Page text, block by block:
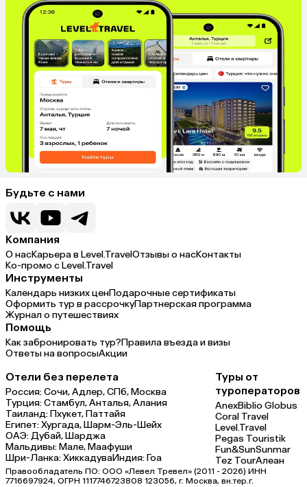
Будьте с нами
Компания
О насКарьера в Level.TravelОтзывы о насКонтакты
Ко-промо с Level.Travel
Инструменты
Календарь низких ценПодарочные сертификаты
Оформить тур в рассрочкуПартнерская программа
Журнал о путешествиях
Помощь
Как забронировать тур?Правила въезда и визы
Ответы на вопросыАкции
Отели без перелета
Россия:Сочи,Адлер,СПб,Москва
Турция:Стамбул,Анталья,Алания
Таиланд:Пхукет,Паттайя
Египет:Хургада,Шарм-Эль-Шейх
ОАЭ:Дубай,Шарджа
Мальдивы:Мале,Маафуши
Шри-Ланка:ХиккадуваИндия:Гоа
Туры от
туроператоров
AnexBiblio Globus
Coral Travel
Level.Travel
Pegas Touristik
Fun&SunSunmar
Tez TourАлеан
Правообладатель ПО: ООО «Левел Тревел» (2011 - 2026) ИНН
7716697924, ОГРН 1117746723808 123056, г. Москва, вн.тер.г.